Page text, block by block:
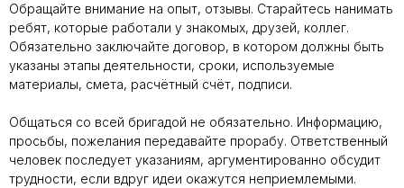
Обращайте внимание на опыт, отзывы. Старайтесь нанимать
ребят, которые работали у знакомых, друзей, коллег.
Обязательно заключайте договор, в котором должны быть
указаны этапы деятельности, сроки, используемые
материалы, смета, расчётный счёт, подписи.
Общаться со всей бригадой не обязательно. Информацию,
просьбы, пожелания передавайте прорабу. Ответственный
человек последует указаниям, аргументированно обсудит
трудности, если вдруг идеи окажутся неприемлемыми.